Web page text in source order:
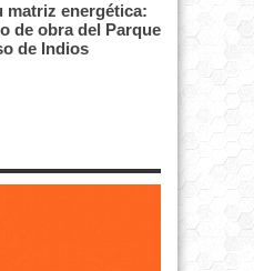
matriz energética:
de obra del Parque
de Indios